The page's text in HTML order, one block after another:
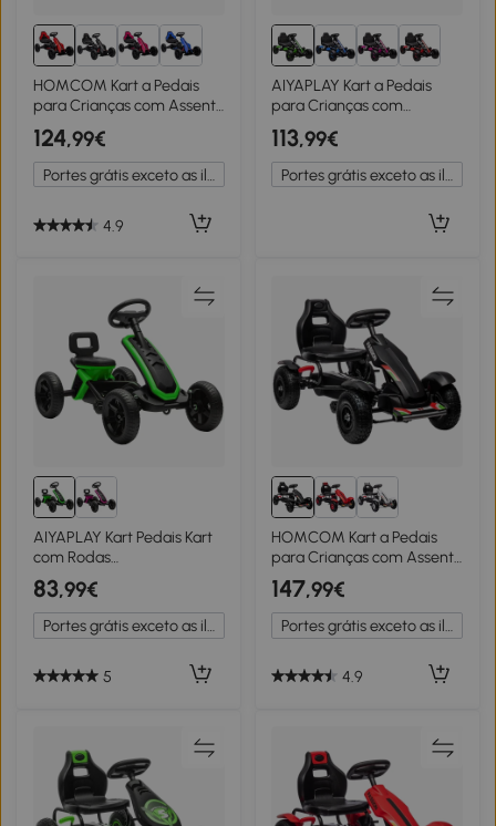
HOMCOM Kart a Pedais
para Crianças com Assento
Ajustável em 4 Posições,
Travão de Mão e Rodas de
EVA 100x58x58,5 cm
Vermelho
124,99€
4.9
AIYAPLAY Kart a Pedais
para Crianças com
Embraiagem Automática
Travão e Rodas
Antiderrapantes em EVA
100x59x60,5 cm Verde
113,99€
AIYAPLAY Kart Pedais Kart
com Rodas
Antiderrapantes de EVA
Estrutura Metálica Carga 30
kg para Crianças de 2-5
Anos 85,5x49x57 cm
83,99€
Portes grátis exceto as ilhas
5
HOMCOM Kart a Pedais
para Crianças com Assento
Ajustável Pneus de Goma
Travão de Mão para
Crianças de 5-12 Anos
121x58x61 cm Branco
147,99€
Portes grátis exceto as ilhas
4.9